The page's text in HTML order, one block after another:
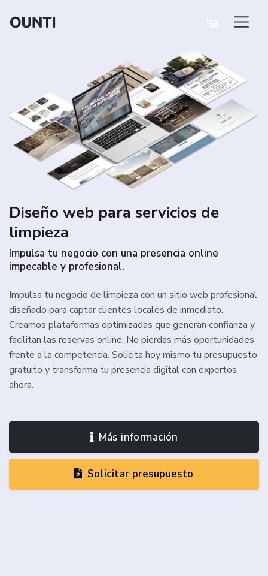
Diseño web para servicios de
limpieza
Impulsa tu negocio con una presencia online
impecable y profesional.
Impulsa tu negocio de limpieza con un sitio web profesional
diseñado para captar clientes locales de inmediato.
Creamos plataformas optimizadas que generan confianza y
facilitan las reservas online. No pierdas más oportunidades
frente a la competencia. Solicita hoy mismo tu presupuesto
gratuito y transforma tu presencia digital con expertos
ahora.
Más información
Solicitar presupuesto